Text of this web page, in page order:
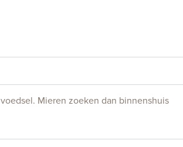
Mieren zoeken dan binnenshuis